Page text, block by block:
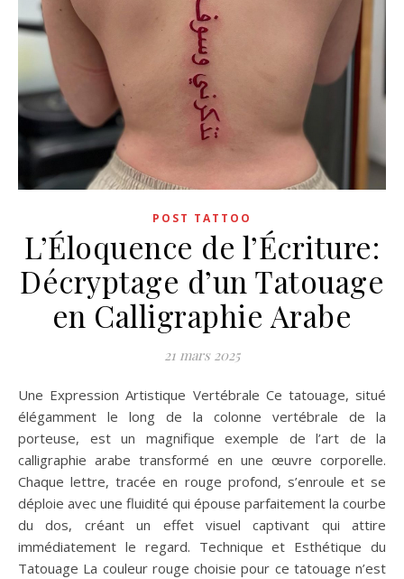
POST TATTOO
L’Éloquence de l’Écriture:
Décryptage d’un Tatouage
en Calligraphie Arabe
21 mars 2025
Une Expression Artistique Vertébrale Ce tatouage, situé
élégamment le long de la colonne vertébrale de la
porteuse, est un magnifique exemple de l’art de la
calligraphie arabe transformé en une œuvre corporelle.
Chaque lettre, tracée en rouge profond, s’enroule et se
déploie avec une fluidité qui épouse parfaitement la courbe
du dos, créant un effet visuel captivant qui attire
immédiatement le regard. Technique et Esthétique du
Tatouage La couleur rouge choisie pour ce tatouage n’est